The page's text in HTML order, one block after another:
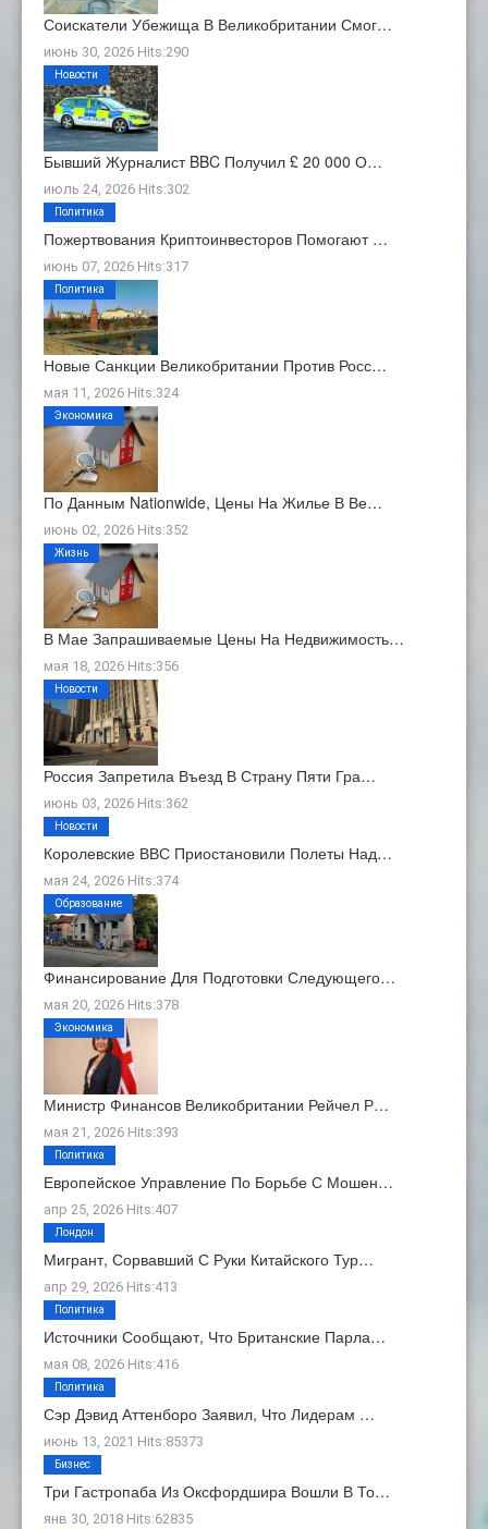
Соискатели Убежища В Великобритании Смог…
июнь 30, 2026 Hits:290
Бывший Журналист BBC Получил £ 20 000 О…
июль 24, 2026 Hits:302
Новости
Пожертвования Криптоинвесторов Помогают …
июнь 07, 2026 Hits:317
Политика
Новые Санкции Великобритании Против Росс…
мая 11, 2026 Hits:324
Политика
По Данным Nationwide, Цены На Жилье В Ве…
июнь 02, 2026 Hits:352
Экономика
В Мае Запрашиваемые Цены На Недвижимость…
мая 18, 2026 Hits:356
Жизнь
Россия Запретила Въезд В Страну Пяти Гра…
июнь 03, 2026 Hits:362
Новости
Королевские ВВС Приостановили Полеты Над…
мая 24, 2026 Hits:374
Новости
Финансирование Для Подготовки Следующего…
мая 20, 2026 Hits:378
Образование
Министр Финансов Великобритании Рейчел Р…
мая 21, 2026 Hits:393
Экономика
Европейское Управление По Борьбе С Мошен…
апр 25, 2026 Hits:407
Политика
Мигрант, Сорвавший С Руки Китайского Тур…
апр 29, 2026 Hits:413
Лондон
Источники Сообщают, Что Британские Парла…
мая 08, 2026 Hits:416
Политика
Сэр Дэвид Аттенборо Заявил, Что Лидерам …
июнь 13, 2021 Hits:85373
Политика
Три Гастропаба Из Оксфордшира Вошли В То…
янв 30, 2018 Hits:62835
Бизнес